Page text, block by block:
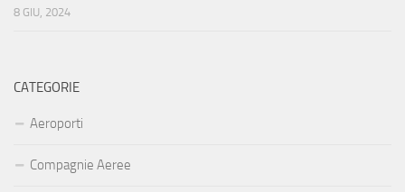
8 GIU, 2024
CATEGORIE
Aeroporti
Compagnie Aeree